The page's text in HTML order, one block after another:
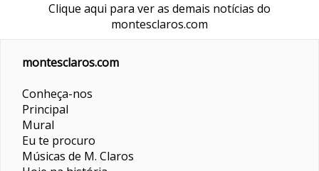
Clique aqui para ver as demais notícias do
montesclaros.com
montesclaros.com
Conheça-nos
Principal
Mural
Eu te procuro
Músicas de M. Claros